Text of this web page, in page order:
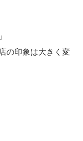
の印象は大きく変